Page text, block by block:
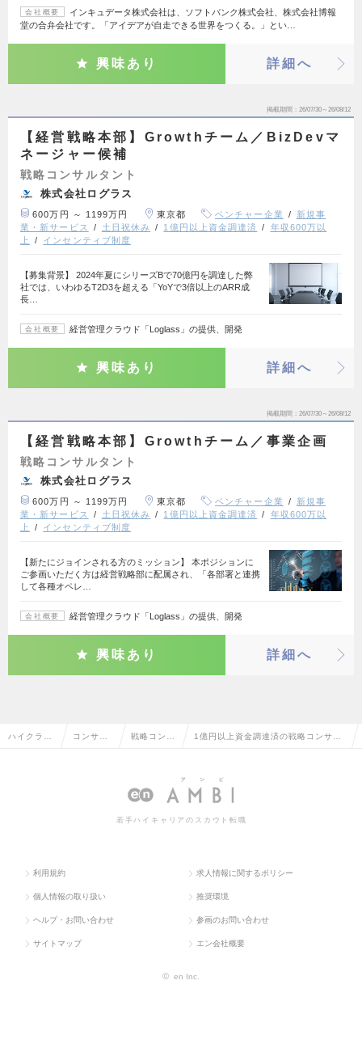
会社概要
インキュデータ株式会社は、ソフトバンク株式会社、株式会社博報
堂の合弁会社です。「アイデアが自走できる世界をつくる。」とい…
興味あり 詳細へ
掲載期間 26/07/30～26/08/12
【経営戦略本部】Growthチーム／BizDevマ
ネージャー候補
戦略コンサルタント
株式会社ログラス
600万円 ～ 1199万円 東京都 ベンチャー企業
新規事
業・新サービス
土日祝休み 1億円以上資金調達済
年収600万以
上
インセンティブ制度
【募集背景】 2024年夏にシリーズBで70億円を調達した弊
社では、いわゆるT2D3を超える「YoYで3倍以上のARR成
長…
会社概要 経営管理クラウド「Loglass」の提供、開発
興味あり 詳細へ
掲載期間 26/07/30～26/08/12
【経営戦略本部】Growthチーム／事業企画
戦略コンサルタント
株式会社ログラス
600万円 ～ 1199万円 東京都 ベンチャー企業
新規事
業・新サービス
土日祝休み 1億円以上資金調達済
年収600万以
上
インセンティブ制度
【新たにジョインされる方のミッション】 本ポジションに
ご参画いただく方は経営戦略部に配属され、「各部署と連携
して各種オペレ…
会社概要 経営管理クラウド「Loglass」の提供、開発
興味あり 詳細へ
ハイクラス コンサル 戦略コンサ 1億円以上資金調達済の戦略コンサル
若手ハイキャリアのスカウト転職
利用規約 求人情報に関するポリシー
個人情報の取り扱い 推奨環境
ヘルプ・お問い合わせ 参画のお問い合わせ
サイトマップ エン会社概要
© en Inc.